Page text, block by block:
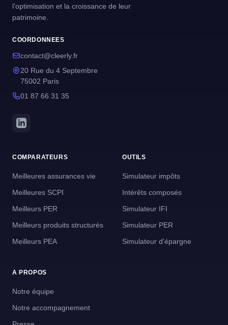
l'optimisation et la croissance de leur
patrimoine.
COORDONNEES
contact@cleerly.fr
20 Rue du 4 Septembre
75002 Paris
01 87 66 31 35
COMPARATEURS
Meilleures assurances vie
Meilleures SCPI
Meilleurs PER
Meilleurs produits structurés
Meilleurs PEA
OUTILS
Simulateur impôts
Intérêts composés
Simulateur IFI
Simulateur PER
Simulateur d'épargne
A PROPOS
Notre équipe
Notre accompagnement